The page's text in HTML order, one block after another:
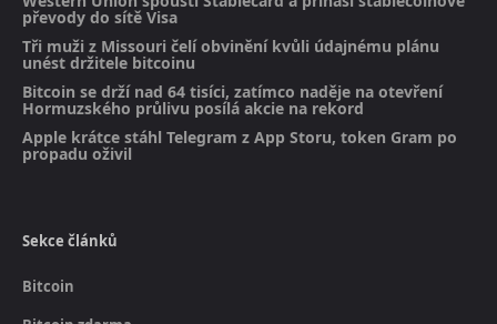
převody do sítě Visa
Tři muži z Missouri čelí obvinění kvůli údajnému plánu
unést držitele bitcoinu
Bitcoin se drží nad 64 tisíci, zatímco naděje na otevření
Hormuzského průlivu posílá akcie na rekord
Apple krátce stáhl Telegram z App Storu, token Gram po
propadu oživil
Sekce článků
Bitcoin